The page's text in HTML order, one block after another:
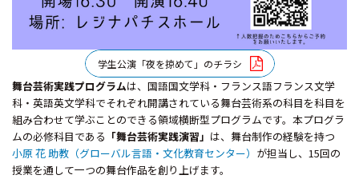
学生公演「夜を掠めて」のチラシ
舞台芸術実践プログラムは、国語国文学科・フランス語フランス文学
科・英語英文学科でそれぞれ開講されている舞台芸術系の科目を科目を
組み合わせて学ぶことのできる領域横断型プログラムです。本プログラ
ムの必修科目である 「舞台芸術実践演習」 は、舞台制作の経験を持つ
小原 花 助教（グローバル言語・文化教育センター） が担当し、15回の
授業を通して一つの舞台作品を創り上げます。